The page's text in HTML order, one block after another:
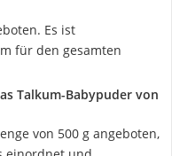
Es ist
für den gesamten
Talkum-Babypuder von
von 500 g angeboten,